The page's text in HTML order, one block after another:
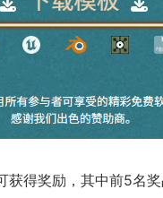
得奖励，其中前5名